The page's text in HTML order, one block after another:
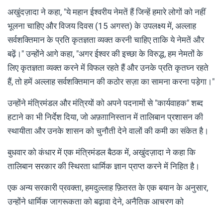
अखुंदज़ादा ने कहा, "ये महान ईश्वरीय नेमतें हैं जिन्हें हमारे लोगों को नहीं
भूलना चाहिए और विजय दिवस (15 अगस्त) के उपलक्ष्य में, अल्लाह
सर्वशक्तिमान के प्रति कृतज्ञता व्यक्त करनी चाहिए ताकि ये नेमतें और
बढ़ें।" उन्होंने आगे कहा, "अगर ईश्वर की इच्छा के विरुद्ध, हम नेमतों के
लिए कृतज्ञता व्यक्त करने में विफल रहते हैं और उनके प्रति कृतघ्न रहते
हैं, तो हमें अल्लाह सर्वशक्तिमान की कठोर सज़ा का सामना करना पड़ेगा।"
उन्होंने मंत्रिमंडल और मंत्रियों को अपने पदनामों से "कार्यवाहक" शब्द
हटाने का भी निर्देश दिया, जो अफ़ग़ानिस्तान में तालिबान प्रशासन की
स्थायीता और उनके शासन को चुनौती देने वालों की कमी का संकेत है।
बुधवार को कंधार में एक मंत्रिमंडल बैठक में, अखुंदज़ादा ने कहा कि
तालिबान सरकार की स्थिरता धार्मिक ज्ञान प्राप्त करने में निहित है।
एक अन्य सरकारी प्रवक्ता, हमदुल्लाह फ़ितरत के एक बयान के अनुसार,
उन्होंने धार्मिक जागरूकता को बढ़ावा देने, अनैतिक आचरण को